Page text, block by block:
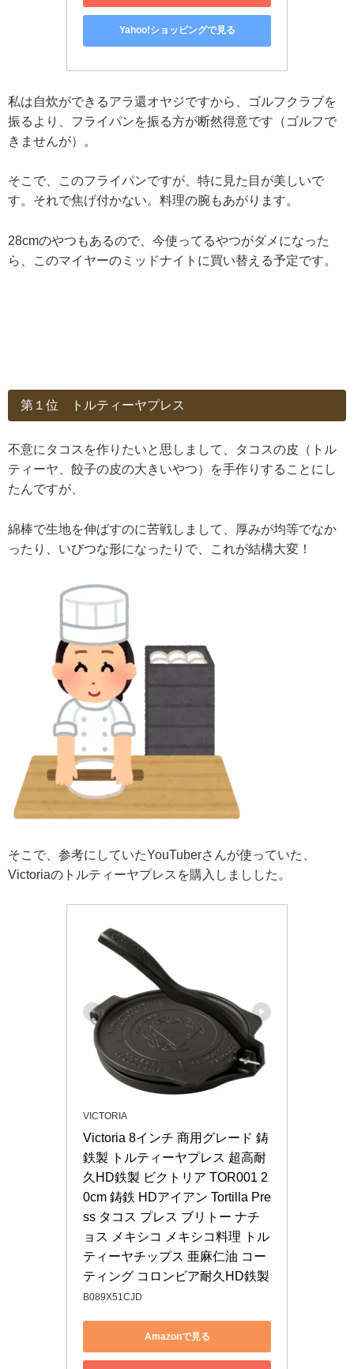
Yahoo!ショッピングで見る
私は自炊ができるアラ還オヤジですから、ゴルフクラブを
振るより、フライパンを振る方が断然得意です（ゴルフで
きませんが）。
そこで、このフライパンですが、特に見た目が美しいで
す。それで焦げ付かない。料理の腕もあがります。
28cmのやつもあるので、今使ってるやつがダメになった
ら、このマイヤーのミッドナイトに買い替える予定です。
第１位 トルティーヤプレス
不意にタコスを作りたいと思しまして、タコスの皮（トル
ティーヤ、餃子の皮の大きいやつ）を手作りすることにし
たんですが、
綿棒で生地を伸ばすのに苦戦しまして、厚みが均等でなか
ったり、いびつな形になったりで、これが結構大変！
そこで、参考にしていたYouTuberさんが使っていた、
Victoriaのトルティーヤプレスを購入しましした。
VICTORIA
Victoria 8インチ 商用グレード 鋳
鉄製 トルティーヤプレス 超高耐
久HD鉄製 ビクトリア TOR001 2
0cm 鋳鉄 HDアイアン Tortilla Pre
ss タコス プレス ブリトー ナチ
ョス メキシコ メキシコ料理 トル
ティーヤチップス 亜麻仁油 コー
ティング コロンビア耐久HD鉄製
B089X51CJD
Amazonで見る